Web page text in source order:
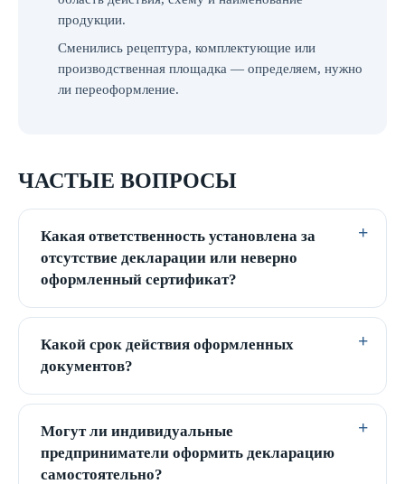
продукции.
Сменились рецептура, комплектующие или
производственная площадка — определяем, нужно
ли переоформление.
ЧАСТЫЕ ВОПРОСЫ
Какая ответственность установлена за
отсутствие декларации или неверно
оформленный сертификат?
Какой срок действия оформленных
документов?
Могут ли индивидуальные
предприниматели оформить декларацию
самостоятельно?